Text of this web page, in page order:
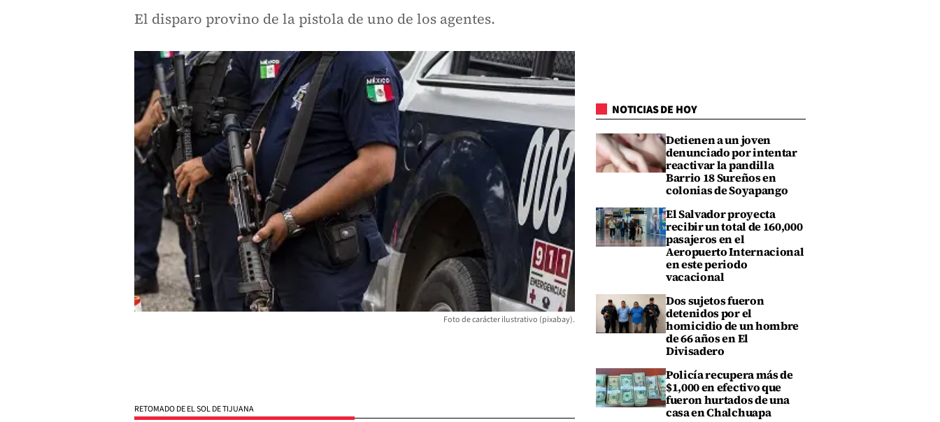
El disparo provino de la pistola de uno de los agentes.
Foto de carácter ilustrativo (pixabay).
RETOMADO DE EL SOL DE TIJUANA
NOTICIAS DE HOY
Detienen a un joven
denunciado por intentar
reactivar la pandilla
Barrio 18 Sureños en
colonias de Soyapango
El Salvador proyecta
recibir un total de 160,000
pasajeros en el
Aeropuerto Internacional
en este periodo
vacacional
Dos sujetos fueron
detenidos por el
homicidio de un hombre
de 66 años en El
Divisadero
Policía recupera más de
$1,000 en efectivo que
fueron hurtados de una
casa en Chalchuapa